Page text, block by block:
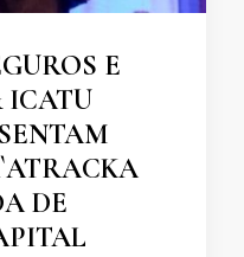
E
ICATU
DE